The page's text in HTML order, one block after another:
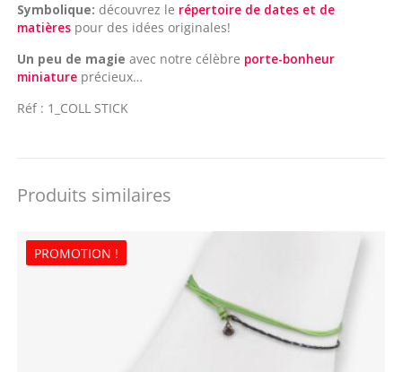
Symbolique: découvrez le répertoire de dates et de
matièrespour des idées originales!
Un peu de magie avec notre célèbre porte-bonheur
miniatureprécieux…
Réf : 1_COLL STICK
Produits similaires
PROMOTION !